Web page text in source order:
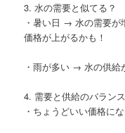
3. 水の需要と似てる？
・暑い日 → 水の需要
価格が上がるかも！
・雨が多い → 水の供
4. 需要と供給のバランス
・ちょうどいい価格に